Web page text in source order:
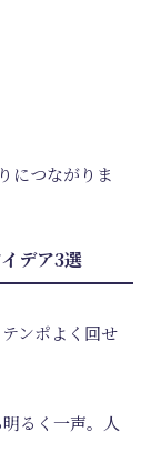
につながりま
デア3選
ンポよく回せ
るく一声。人